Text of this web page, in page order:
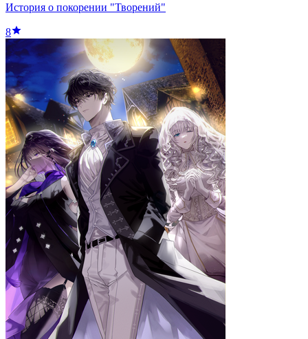
История о покорении "Творений"
8